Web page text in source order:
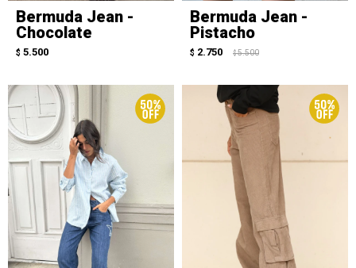
Bermuda Jean -
Chocolate
$ 5.500
Bermuda Jean -
Pistacho
$ 2.750 $ 5.500